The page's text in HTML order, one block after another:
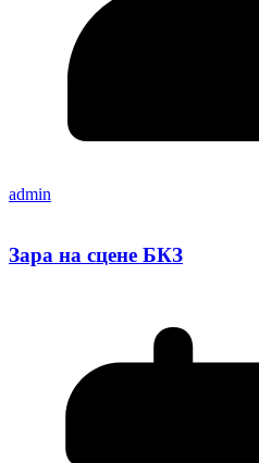
admin
Зара на сцене БКЗ